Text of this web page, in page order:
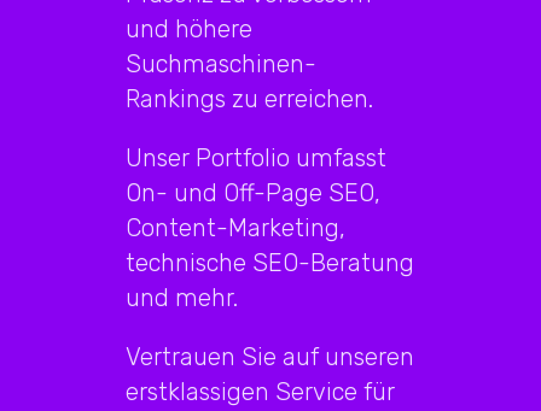
und höhere
Suchmaschinen-
Rankings zu erreichen.
Unser Portfolio umfasst
On- und Off-Page SEO,
Content-Marketing,
technische SEO-Beratung
und mehr.
Vertrauen Sie auf unseren
erstklassigen Service für